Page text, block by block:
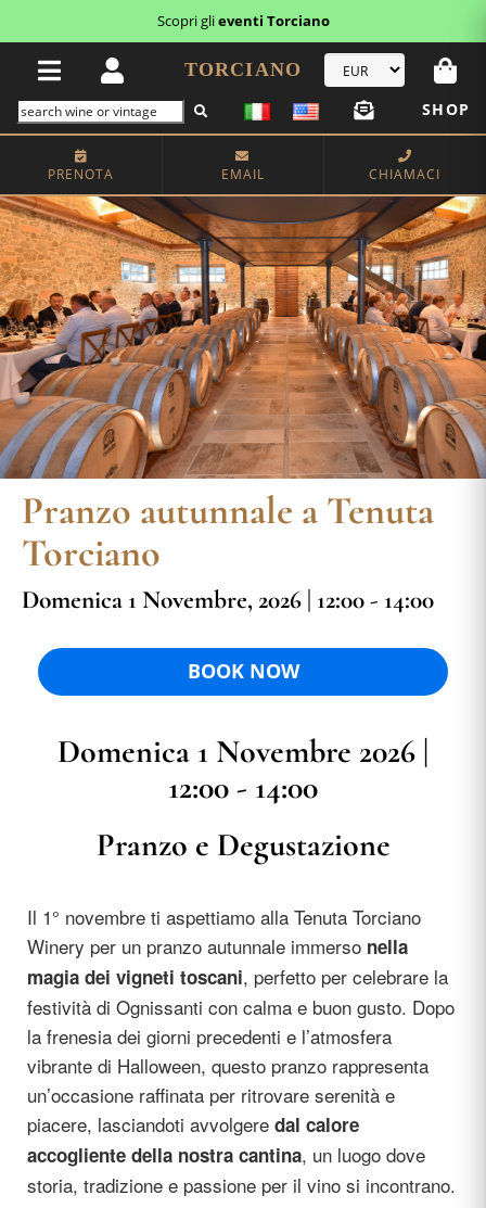
Scopri ibuoni regalo
TORCIANO
SHOP
PRENOTA EMAIL CHIAMACI
Pranzo autunnale a Tenuta
Torciano
Domenica 1 Novembre, 2026 | 12:00 - 14:00
BOOK NOW
Domenica 1 Novembre 2026 |
12:00 - 14:00
Pranzo e Degustazione
Il 1° novembre ti aspettiamo alla Tenuta Torciano
Winery per un pranzo autunnale immerso nella
magia dei vigneti toscani, perfetto per celebrare la
festività di Ognissanti con calma e buon gusto. Dopo
la frenesia dei giorni precedenti e l’atmosfera
vibrante di Halloween, questo pranzo rappresenta
un’occasione raffinata per ritrovare serenità e
piacere, lasciandoti avvolgere dal calore
accogliente della nostra cantina, un luogo dove
storia, tradizione e passione per il vino si incontrano.